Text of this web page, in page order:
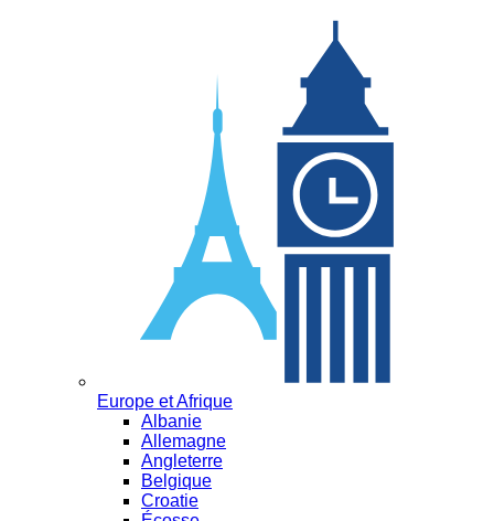
Europe et Afrique
Albanie
Allemagne
Angleterre
Belgique
Croatie